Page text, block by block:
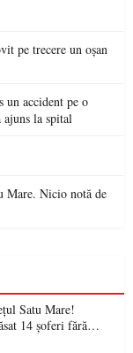
pe trecere un oșan
accident pe o
la spital
Mare. Nicio notă de
Satu Mare!
14 șoferi fără